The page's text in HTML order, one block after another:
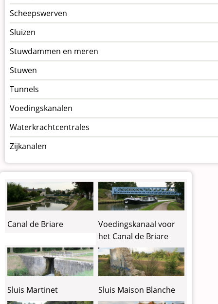
Scheepswerven
Sluizen
Stuwdammen en meren
Stuwen
Tunnels
Voedingskanalen
Waterkrachtcentrales
Zijkanalen
Canal de Briare
Voedingskanaal voor
het Canal de Briare
Sluis Martinet Sluis Maison Blanche